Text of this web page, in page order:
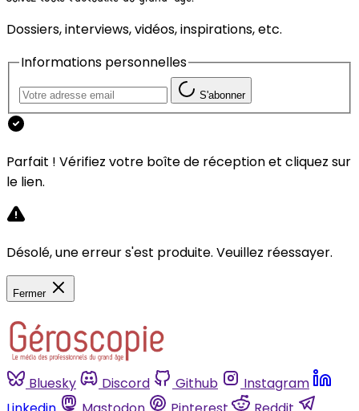
Dossiers, interviews, vidéos, inspirations, etc.
Informations personnelles
S'abonner
Parfait ! Vérifiez votre boîte de réception et cliquez sur
le lien.
Désolé, une erreur s'est produite. Veuillez réessayer.
Fermer
Bluesky Discord Github
Instagram